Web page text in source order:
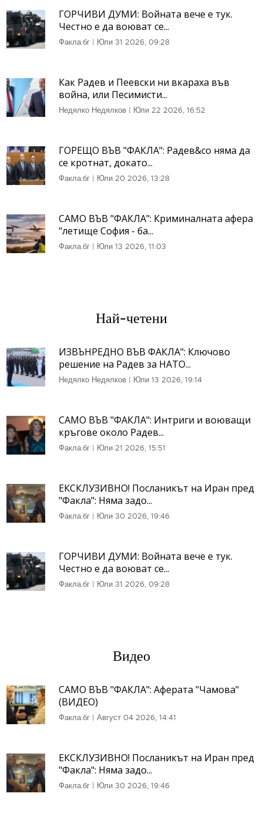
ГОРЧИВИ ДУМИ: Войната вече е тук.
Честно е да воюват се...
Факла.бг | Юли 31 2026, 09:28
Как Радев и Пеевски ни вкараха във
война, или Песимисти...
Недялко Недялков | Юли 22 2026, 16:52
ГОРЕЩО ВЪВ "ФАКЛА": Радев&co няма да
се кротнат, докато...
Факла.бг | Юли 20 2026, 13:28
САМО ВЪВ "ФАКЛА": Криминалната афера
"летище София - ба...
Факла.бг | Юли 13 2026, 11:03
Най-четени
ИЗВЪНРЕДНО ВЪВ ФАКЛА": Ключово
решение на Радев за НАТО...
Недялко Недялков | Юли 13 2026, 19:14
САМО ВЪВ "ФАКЛА": Интриги и воюващи
кръгове около Радев...
Факла.бг | Юли 21 2026, 15:51
ЕКСКЛУЗИВНО! Посланикът на Иран пред
"Факла": Няма задо...
Факла.бг | Юли 30 2026, 19:46
ГОРЧИВИ ДУМИ: Войната вече е тук.
Честно е да воюват се...
Факла.бг | Юли 31 2026, 09:28
Видео
САМО ВЪВ "ФАКЛА": Аферата "Чамова"
(ВИДЕО)
Факла.бг | Август 04 2026, 14:41
ЕКСКЛУЗИВНО! Посланикът на Иран пред
"Факла": Няма задо...
Факла.бг | Юли 30 2026, 19:46